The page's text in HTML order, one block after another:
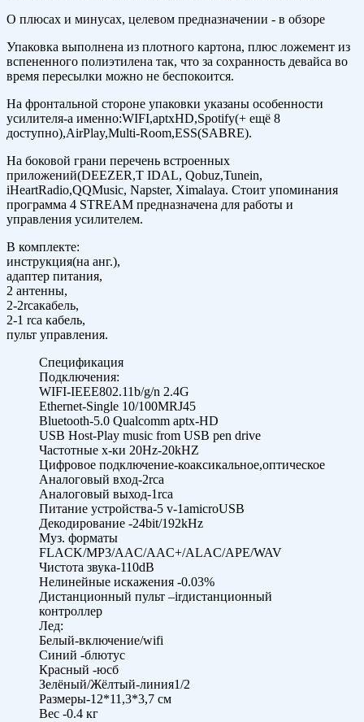
О плюсах и минусах, целевом предназначении - в обзоре
Упаковка выполнена из плотного картона, плюс ложемент из
вспененного полиэтилена так, что за сохранность девайса во
время пересылки можно не беспокоится.
На фронтальной стороне упаковки указаны особенности
усилителя-а именно:WIFI,aptxHD,Spotify(+ ещё 8
доступно),AirPlay,Multi-Room,ESS(SABRE).
На боковой грани перечень встроенных
приложений(DEEZER,T IDAL, Qobuz,Tunein,
iHeartRadio,QQMusic, Napster, Ximalaya. Стоит упоминания
программа 4 STREAM предназначена для работы и
управления усилителем.
В комплекте:
инструкция(на анг.),
адаптер питания,
2 антенны,
2-2rcaкабель,
2-1 rca кабель,
пульт управления.
Спецификация
Подключения:
WIFI-IEEE802.11b/g/n 2.4G
Ethernet-Single 10/100MRJ45
Bluetooth-5.0 Qualcomm aptx-HD
USB Host-Play music from USB pen drive
Частотные х-ки 20Hz-20kHZ
Цифровое подключение-коаксикальное,оптическое
Аналоговый вход-2rca
Аналоговый выход-1rca
Питание устройства-5 v-1amicroUSB
Декодирование -24bit/192kHz
Муз. форматы
FLACK/MP3/AAC/AAC+/ALAC/APE/WAV
Чистота звука-110dB
Нелинейные искажения -0.03%
Дистанционный пульт –irдистанционный
контроллер
Лед:
Белый-включение/wifi
Синий -блютус
Красный -юсб
Зелёный/Жёлтый-линия1/2
Размеры-12*11,3*3,7 см
Вес -0.4 кг